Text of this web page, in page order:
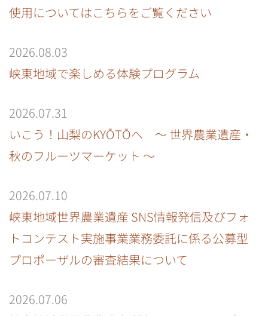
使用についてはこちらをご覧ください
2026.08.03
峡東地域で楽しめる体験プログラム
2026.07.31
いこう！山梨のKYŌTŌへ ～ 世界農業遺産・
秋のフルーツマーケット ～
2026.07.10
峡東地域世界農業遺産 SNS情報発信及びフォ
トコンテスト実施事業業務委託に係る公募型
プロポーザルの審査結果について
2026.07.06